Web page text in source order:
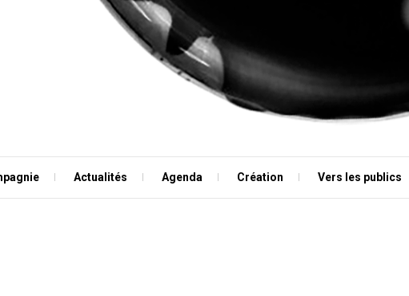
Actualités Agenda Création Vers les publics